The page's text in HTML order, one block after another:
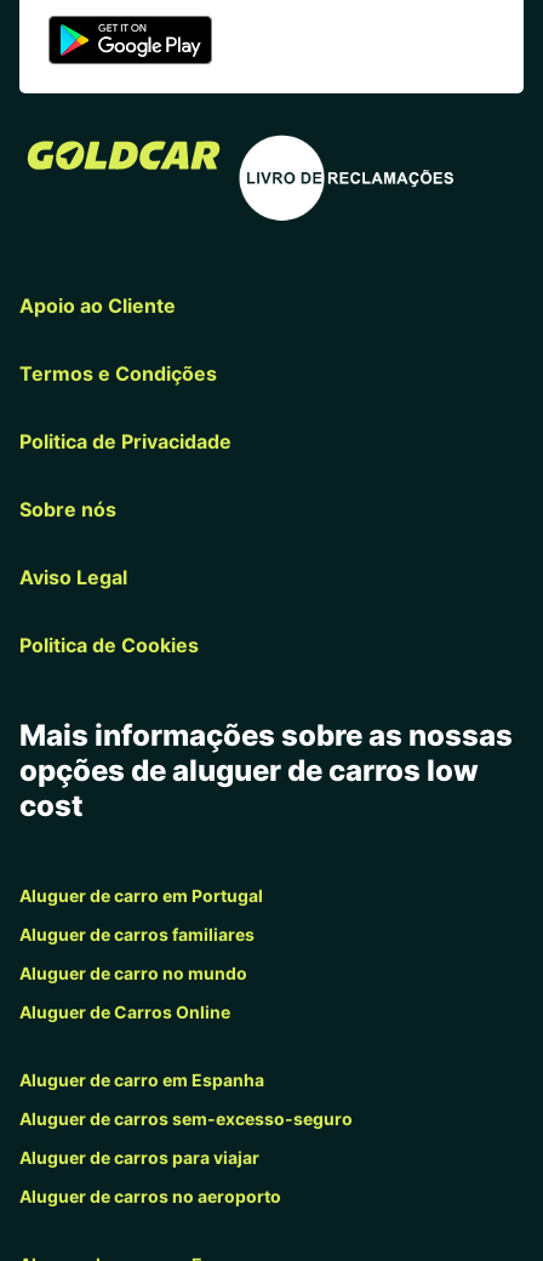
Apoio ao Cliente
Termos e Condições
Politica de Privacidade
Sobre nós
Aviso Legal
Politica de Cookies
Mais informações sobre as nossas
opções de aluguer de carros low
cost
Aluguer de carro em Portugal
Aluguer de carros familiares
Aluguer de carro no mundo
Aluguer de Carros Online
Aluguer de carro em Espanha
Aluguer de carros sem-excesso-seguro
Aluguer de carros para viajar
Aluguer de carros no aeroporto